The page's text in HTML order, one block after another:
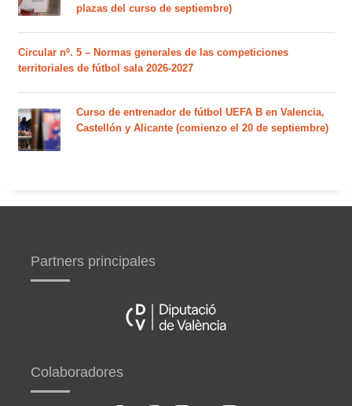
plazas del curso de septiembre)
Circular nº. 5 – Normas generales de las competiciones
territoriales de fútbol sala 2026-2027
Curso de entrenador de fútbol UEFA B en Valencia,
Castellón y Alicante (comienzo el 20 de septiembre)
Partners principales
Colaboradores